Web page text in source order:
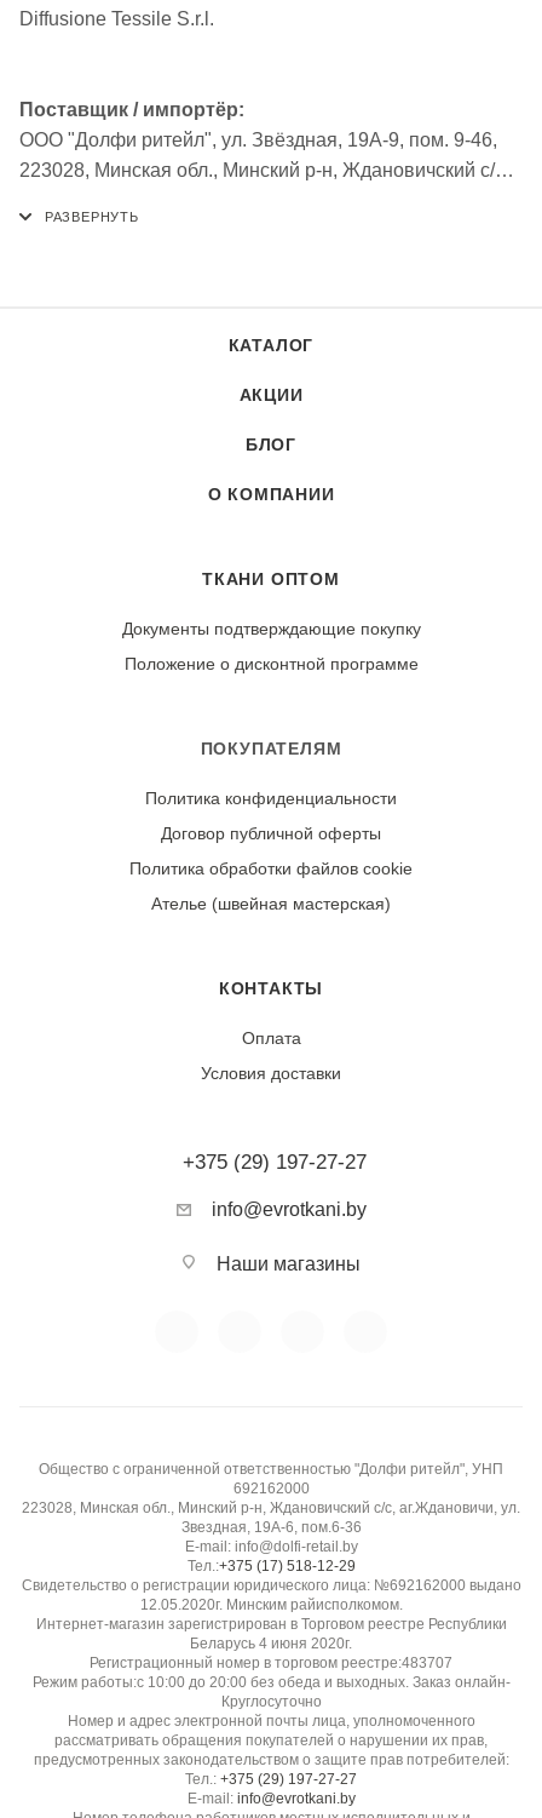
Diffusione Tessile S.r.l.
Поставщик / импортёр:
ООО "Долфи ритейл", ул. Звёздная, 19А-9, пом. 9-46,
223028, Минская обл., Минский р-н, Ждановичский с/с,
КАТАЛОГ
АКЦИИ
БЛОГ
О КОМПАНИИ
ТКАНИ ОПТОМ
Документы подтверждающие покупку
Положение о дисконтной программе
ПОКУПАТЕЛЯМ
Политика конфиденциальности
Договор публичной оферты
Политика обработки файлов cookie
Ателье (швейная мастерская)
КОНТАКТЫ
Оплата
Условия доставки
+375 (29) 197-27-27
info@evrotkani.by
Наши магазины
Общество с ограниченной ответственностью "Долфи ритейл", УНП
692162000
223028, Минская обл., Минский р-н, Ждановичский с/с, аг.Ждановичи, ул.
Звездная, 19А-6, пом.6-36
E-mail: info@dolfi-retail.by
Тел.:+375 (17) 518-12-29
Свидетельство о регистрации юридического лица: №692162000 выдано
12.05.2020г. Минским райисполкомом.
Интернет-магазин зарегистрирован в Торговом реестре Республики
Беларусь 4 июня 2020г.
Регистрационный номер в торговом реестре:483707
Режим работы:с 10:00 до 20:00 без обеда и выходных. Заказ онлайн-
Круглосуточно
Номер и адрес электронной почты лица, уполномоченного
рассматривать обращения покупателей о нарушении их прав,
предусмотренных законодательством о защите прав потребителей:
Тел.: +375 (29) 197-27-27
E-mail: info@evrotkani.by